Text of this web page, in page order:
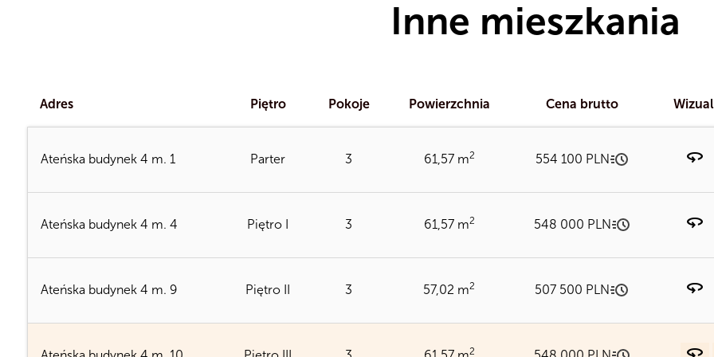
Inne mieszkania
Adres Piętro Pokoje Powierzchnia Cena brutto
Ateńska budynek 4 m. 1 Parter 3 61,57 m2 554 100 PLN 360
Ładowanie planów... Ładowanie obrazu...
Cena/m²
Odbiór
Ateńska budynek 4 m. 4 Piętro I 3 61,57 m2 548 000 PLN 360
Cena/m²
Odbiór
Ateńska budynek 4 m. 9 Piętro II 3 57,02 m2 507 500 PLN 360
2